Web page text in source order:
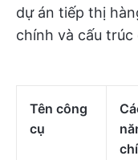
dự án tiếp thị
chính và cấu trúc
Tên công
cụ